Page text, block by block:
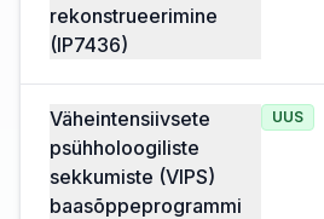
rekonstrueerimine
(IP7436)
Väheintensiivsete
psühholoogiliste
sekkumiste (VIPS)
baasõppeprogrammi
UUS